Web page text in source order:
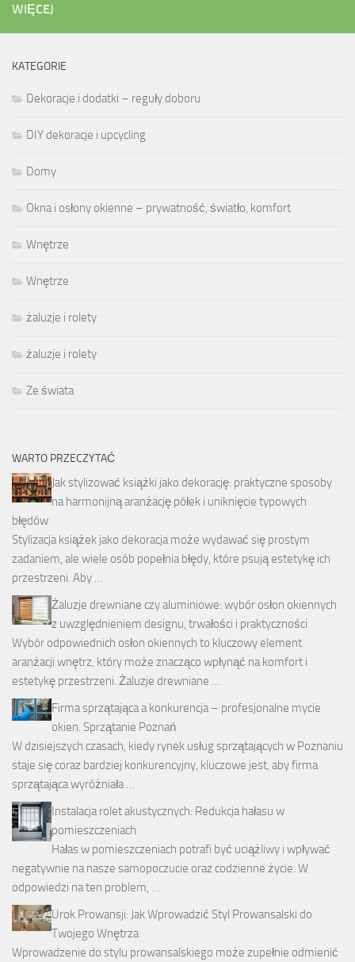
WIĘCEJ
KATEGORIE
Dekoracje i dodatki – reguły doboru
DIY dekoracje i upcycling
Domy
Okna i osłony okienne – prywatność, światło, komfort
Wnętrze
Wnętrze
żaluzje i rolety
żaluzje i rolety
Ze świata
WARTO PRZECZYTAĆ
Jak stylizować książki jako dekorację: praktyczne sposoby
na harmonijną aranżację półek i uniknięcie typowych
błędów
Stylizacja książek jako dekoracja może wydawać się prostym
zadaniem, ale wiele osób popełnia błędy, które psują estetykę ich
przestrzeni. Aby …
Żaluzje drewniane czy aluminiowe: wybór osłon okiennych
z uwzględnieniem designu, trwałości i praktyczności
Wybór odpowiednich osłon okiennych to kluczowy element
aranżacji wnętrz, który może znacząco wpłynąć na komfort i
estetykę przestrzeni. Żaluzje drewniane …
Firma sprzątająca a konkurencja – profesjonalne mycie
okien. Sprzątanie Poznań
W dzisiejszych czasach, kiedy rynek usług sprzątających w Poznaniu
staje się coraz bardziej konkurencyjny, kluczowe jest, aby firma
sprzątająca wyróżniała …
Instalacja rolet akustycznych: Redukcja hałasu w
pomieszczeniach
Hałas w pomieszczeniach potrafi być uciążliwy i wpływać
negatywnie na nasze samopoczucie oraz codzienne życie. W
odpowiedzi na ten problem, …
Urok Prowansji: Jak Wprowadzić Styl Prowansalski do
Twojego Wnętrza
Wprowadzenie do stylu prowansalskiego może zupełnie odmienić